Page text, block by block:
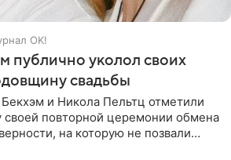
OK!
публично уколол своих
свадьбы
и Никола Пельтц отметили
повторной церемонии обмена
на которую не позвали